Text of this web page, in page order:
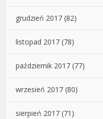
grudzień 2017 (82)
listopad 2017 (78)
październik 2017 (77)
wrzesień 2017 (80)
sierpień 2017 (71)